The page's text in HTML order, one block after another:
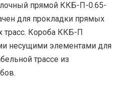
прямой ККБ-П-0.65-
для прокладки прямых
трасс. Короба ККБ-П
несущими элементами для
трассе из